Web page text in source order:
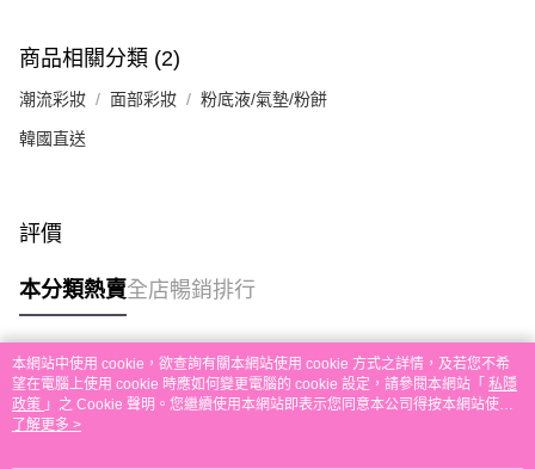
付款後順豐站及營業點取貨
本地配送
免運費
其他地區配送
商品相關分類 (2)
潮流彩妝 面部彩妝 粉底液/氣墊/粉餅
韓國直送
評價
本分類熱賣全店暢銷排行
熱門標籤
熱銷排行
本網站中使用 cookie，欲查詢有關本網站使用 cookie 方式之詳情，及若您不希
望在電腦上使用 cookie 時應如何變更電腦的 cookie 設定，請參閱本網站「 私隱
政策 」之 Cookie 聲明。您繼續使用本網站即表示您同意本公司得按本網站使用
條款之 Cookie 聲明使用 cookie。
了解更多 >